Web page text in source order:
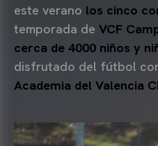
este verano los cinco
temporada de VCF
cerca de 4000 niños y
disfrutado del fútbol
Academia del Valencia